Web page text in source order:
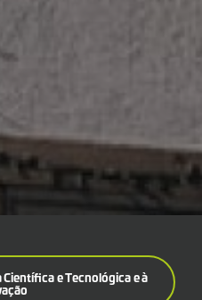
e Tecnológica e à